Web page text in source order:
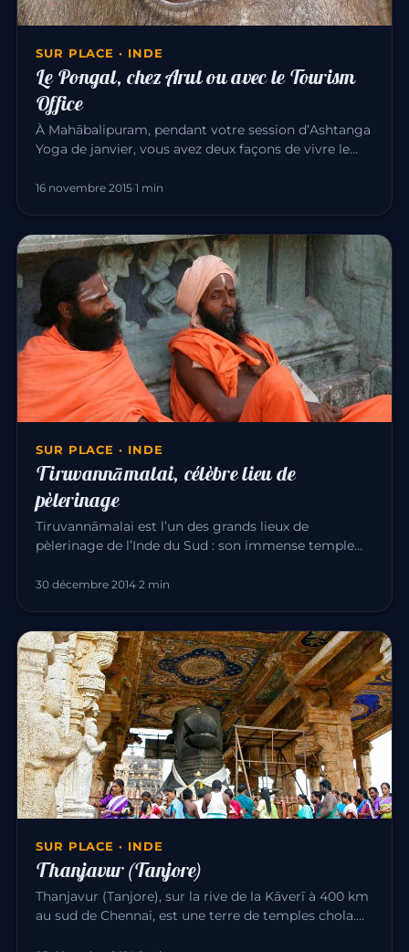
SUR PLACE · INDE
Le Pongal, chez Arul ou avec le Tourism
Office
À Mahābalipuram, pendant votre session d’Ashtanga
Yoga de janvier, vous avez deux façons de vivre le
16 novembre 2015·1 min
SUR PLACE · INDE
Tiruvannāmalai, célèbre lieu de
pèlerinage
Tiruvannāmalai est l’un des grands lieux de
pèlerinage de l’Inde du Sud : son immense temple
30 décembre 2014·2 min
SUR PLACE · INDE
Thanjavur (Tanjore)
Thanjavur (Tanjore), sur la rive de la Kāverī à 400 km
au sud de Chennai, est une terre de temples chola.